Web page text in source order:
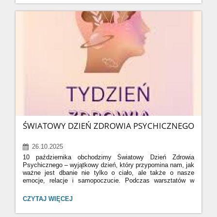
SERCA
:
ŚWIATOWY DZIEŃ ZDROWIA PSYCHICZNEGO
26.10.2025
10 października obchodzimy Światowy Dzień Zdrowia
Psychicznego – wyjątkowy dzień, który przypomina nam, jak
ważne jest dbanie nie tylko o ciało, ale także o nasze
emocje, relacje i samopoczucie. Podczas warsztatów w
psychiczne i jak można o nie dbać na co dzień. Pamiętajmy,
że: • każdy z nas ma prawo do gorszego dnia, • rozmowa
ŚWIATOWY
ZDROWIA
CZYTAJ WIĘCEJ